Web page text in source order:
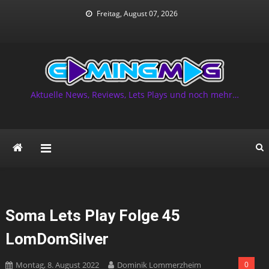
Freitag, August 07, 2026
Aktuelle News, Reviews, Lets Plays und noch mehr…
Soma Lets Play Folge 45
LomDomSilver
Montag, 8. August 2022 Dominik Lommerzheim 0